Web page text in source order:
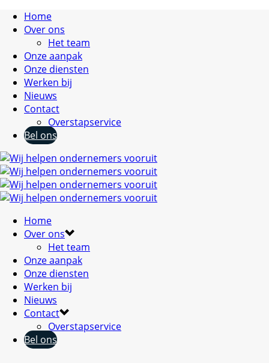
Home
Over ons
Het team
Onze aanpak
Onze diensten
Werken bij
Nieuws
Contact
Overstapservice
Bel ons
Home
Over ons
Het team
Onze aanpak
Onze diensten
Werken bij
Nieuws
Contact
Overstapservice
Bel ons